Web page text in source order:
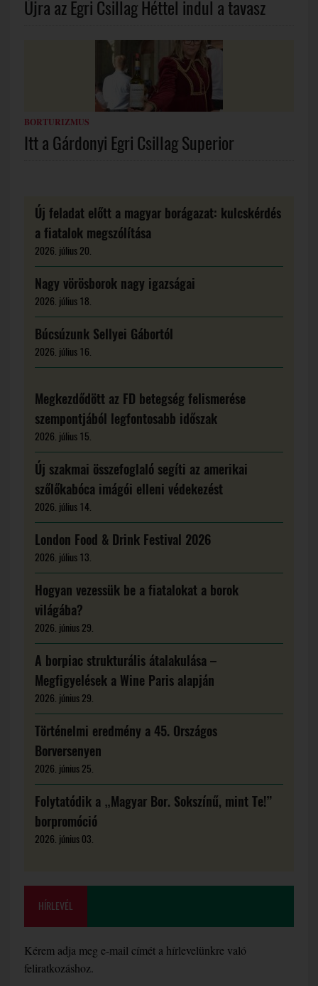
Újra az Egri Csillag Héttel indul a tavasz
BORTURIZMUS
Itt a Gárdonyi Egri Csillag Superior
Új feladat előtt a magyar borágazat: kulcskérdés
a fiatalok megszólítása
2026. július 20.
Nagy vörösborok nagy igazságai
2026. július 18.
Búcsúzunk Sellyei Gábortól
2026. július 16.
Megkezdődött az FD betegség felismerése
szempontjából legfontosabb időszak
2026. július 15.
Új szakmai összefoglaló segíti az amerikai
szőlőkabóca imágói elleni védekezést
2026. július 14.
London Food & Drink Festival 2026
2026. július 13.
Hogyan vezessük be a fiatalokat a borok
világába?
2026. június 29.
A borpiac strukturális átalakulása –
Megfigyelések a Wine Paris alapján
2026. június 29.
Történelmi eredmény a 45. Országos
Borversenyen
2026. június 25.
Folytatódik a „Magyar Bor. Sokszínű, mint Te!”
borpromóció
2026. június 03.
HÍRLEVÉL
Kérem adja meg e-mail címét a hírlevelünkre való
feliratkozáshoz.